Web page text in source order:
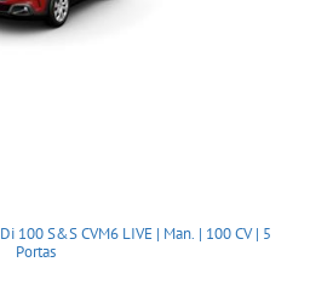
100 S&S CVM6 LIVE | Man. | 100 CV | 5
Portas